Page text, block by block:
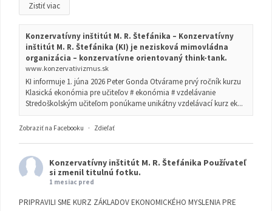
Zistiť viac
Konzervatívny inštitút M. R. Štefánika – Konzervatívny
inštitút M. R. Štefánika (KI) je nezisková mimovládna
organizácia – konzervatívne orientovaný think-tank.
www.konzervativizmus.sk
KI informuje 1. júna 2026 Peter Gonda Otvárame prvý ročník kurzu
Klasická ekonómia pre učiteľov # ekonómia # vzdelávanie
Stredoškolským učiteľom ponúkame unikátny vzdelávací kurz ek...
Zobraziť na Facebooku · Zdieľať
Konzervatívny inštitút M. R. Štefánika Používateľ
si zmenil titulnú fotku.
1 mesiac pred
PRIPRAVILI SME KURZ ZÁKLADOV EKONOMICKÉHO MYSLENIA PRE